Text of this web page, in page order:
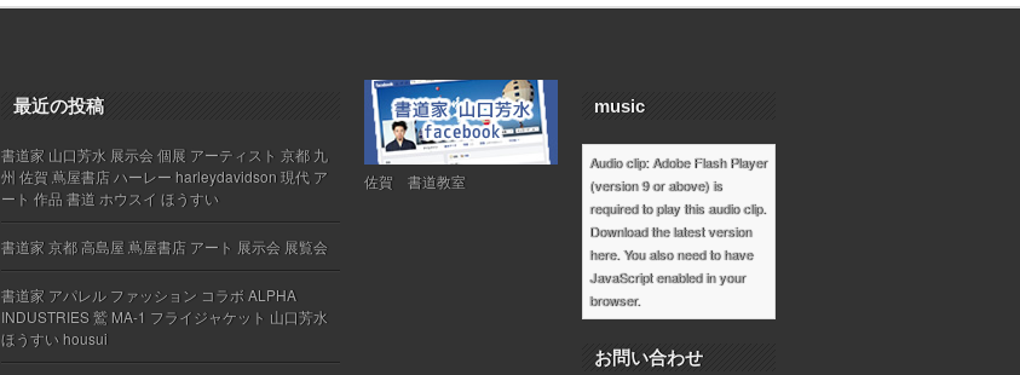
最近の投稿
書道家 山口芳水 展示会 個展 アーティスト 京都 九
州 佐賀 蔦屋書店 ハーレー harleydavidson 現代 ア
ート 作品 書道 ホウスイ ほうすい
書道家 京都 高島屋 蔦屋書店 アート 展示会 展覧会
書道家 アパレル ファッション コラボ ALPHA
INDUSTRIES 鷲 MA-1 フライジャケット 山口芳水
ほうすい housui
佐賀 書道教室
music
Audio clip: Adobe Flash Player
(version 9 or above) is
required to play this audio clip.
Download the latest version
here. You also need to have
JavaScript enabled in your
browser.
お問い合わせ